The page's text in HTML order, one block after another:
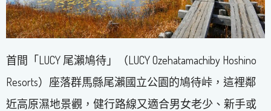
首間「LUCY 尾瀨鳩待」（LUCY Ozehatamachiby Hoshino
Resorts）座落群馬縣尾瀨國立公園的鳩待峠，這裡鄰
近高原濕地景觀，健行路線又適合男女老少、新手或